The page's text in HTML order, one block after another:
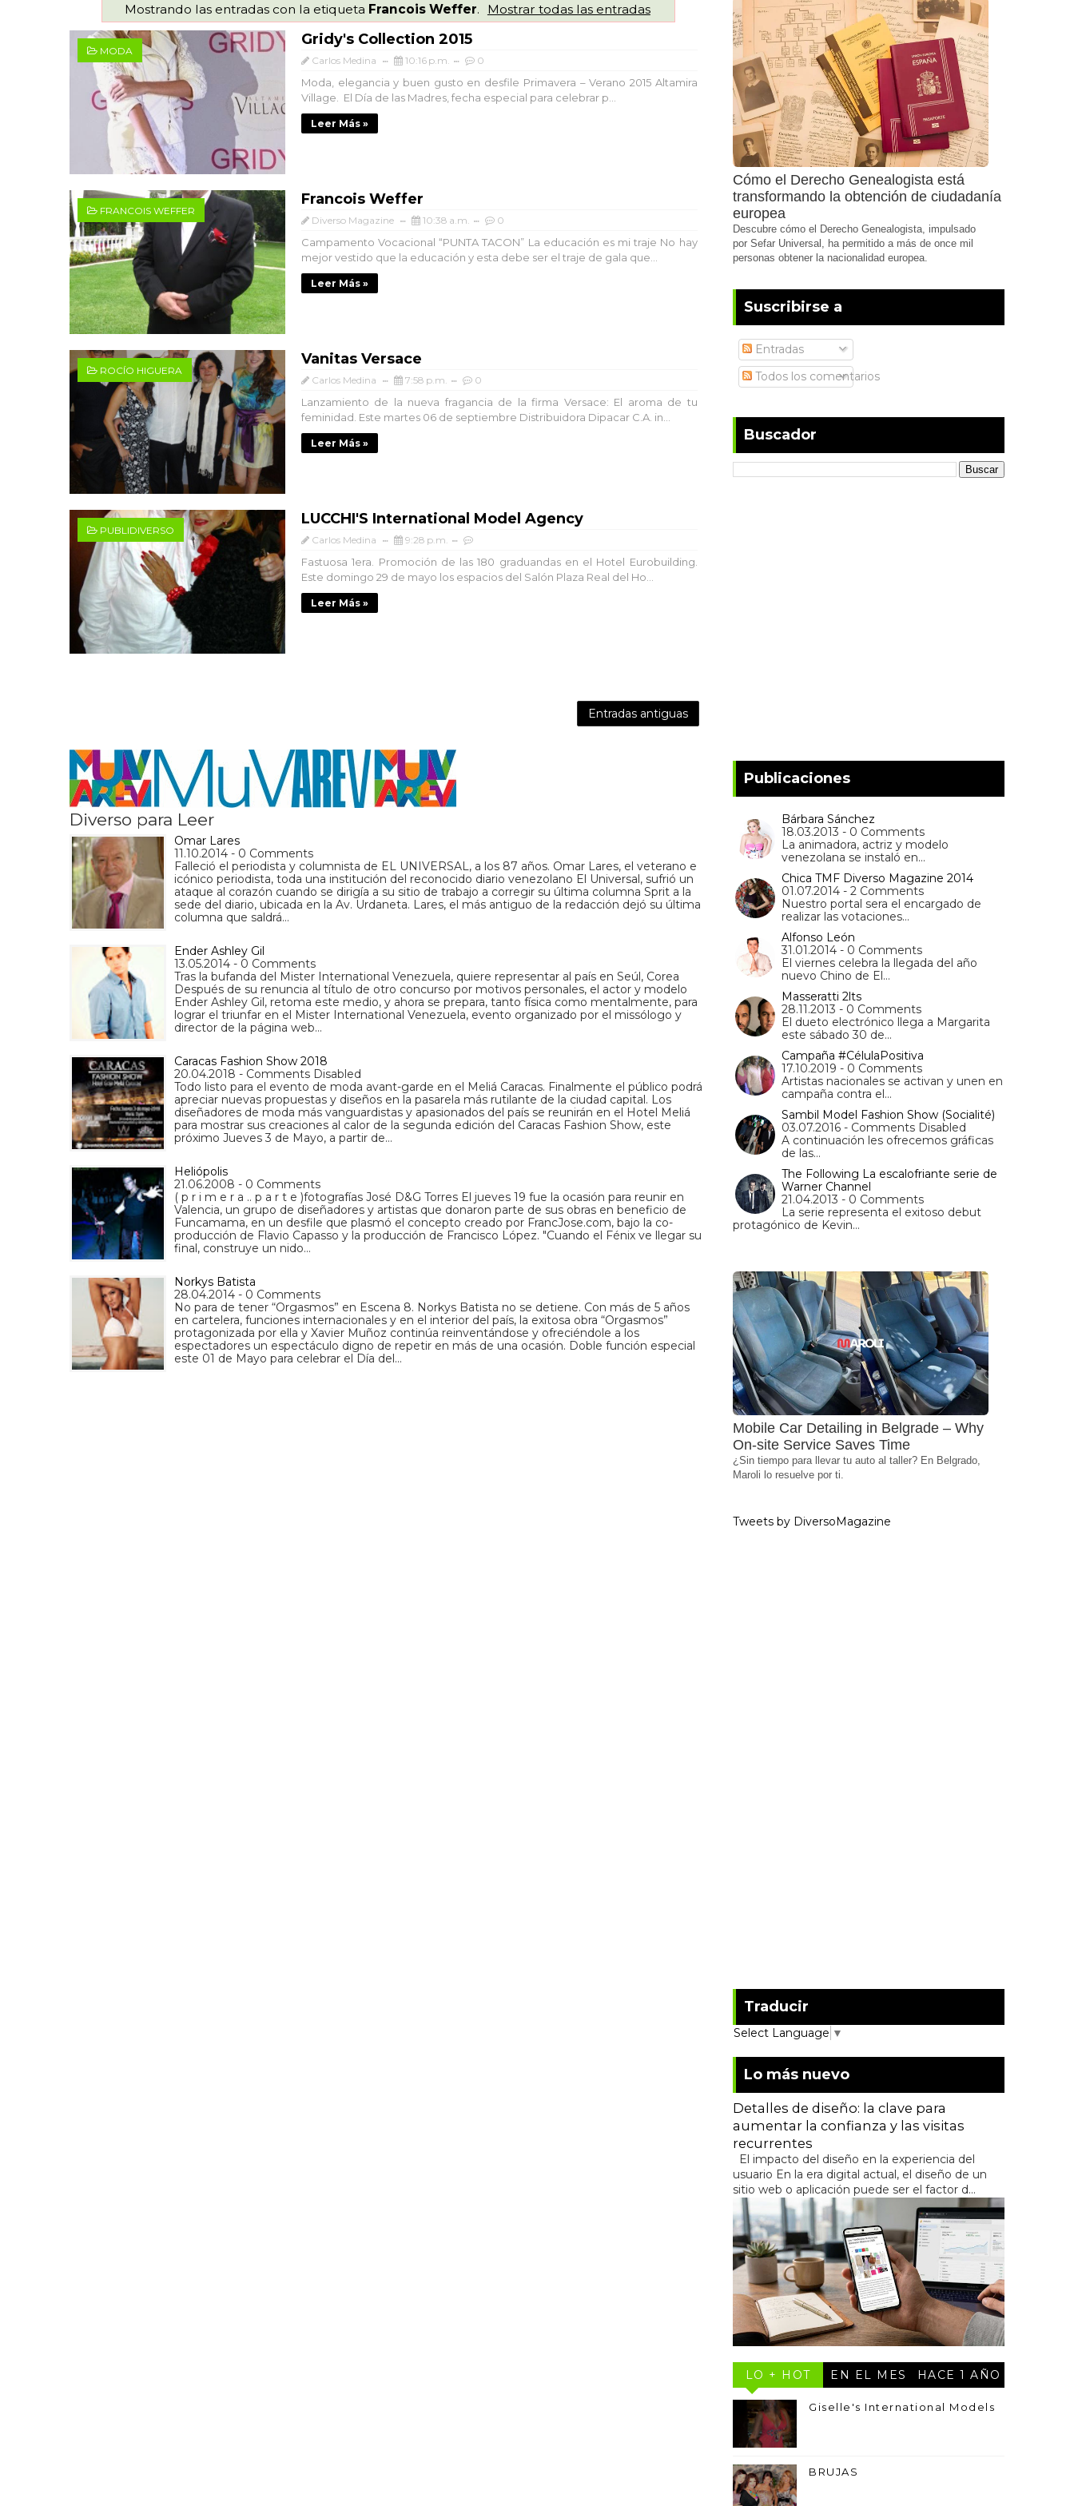
Mostrando las entradas con la etiqueta Francois Weffer. Mostrar todas las entradas
MODA
Gridy's Collection 2015
Carlos Medina 10:16 p.m. 0
Moda, elegancia y buen gusto en desfile Primavera – Verano 2015 Altamira
Village. El Día de las Madres, fecha especial para celebrar p...
Leer Más »
FRANCOIS WEFFER
Francois Weffer
Diverso Magazine 10:38 a.m. 0
Campamento Vocacional “PUNTA TACON” La educación es mi traje No hay
mejor vestido que la educación y esta debe ser el traje de gala que...
Leer Más »
ROCÍO HIGUERA
Vanitas Versace
Carlos Medina 7:58 p.m. 0
Lanzamiento de la nueva fragancia de la firma Versace: El aroma de tu
feminidad. Este martes 06 de septiembre Distribuidora Dipacar C.A. in...
Leer Más »
PUBLIDIVERSO
LUCCHI'S International Model Agency
Carlos Medina 9:28 p.m.
Fastuosa 1era. Promoción de las 180 graduandas en el Hotel Eurobuilding.
Este domingo 29 de mayo los espacios del Salón Plaza Real del Ho...
Leer Más »
Entradas antiguas
Diverso para Leer
Omar Lares
11.10.2014 - 0 Comments
Falleció el periodista y columnista de EL UNIVERSAL, a los 87 años. Omar Lares, el veterano e
icónico periodista, toda una institución del reconocido diario venezolano El Universal, sufrió un
ataque al corazón cuando se dirigía a su sitio de trabajo a corregir su última columna Sprit a la
sede del diario, ubicada en la Av. Urdaneta. Lares, el más antiguo de la redacción dejó su última
columna que saldrá…
Ender Ashley Gil
13.05.2014 - 0 Comments
Tras la bufanda del Mister International Venezuela, quiere representar al país en Seúl, Corea
Después de su renuncia al título de otro concurso por motivos personales, el actor y modelo
Ender Ashley Gil, retoma este medio, y ahora se prepara, tanto física como mentalmente, para
lograr el triunfar en el Mister International Venezuela, evento organizado por el missólogo y
director de la página web…
Caracas Fashion Show 2018
20.04.2018 - Comments Disabled
Todo listo para el evento de moda avant-garde en el Meliá Caracas. Finalmente el público podrá
apreciar nuevas propuestas y diseños en la pasarela más rutilante de la ciudad capital. Los
diseñadores de moda más vanguardistas y apasionados del país se reunirán en el Hotel Meliá
para mostrar sus creaciones al calor de la segunda edición del Caracas Fashion Show, este
próximo Jueves 3 de Mayo, a partir de…
Heliópolis
21.06.2008 - 0 Comments
( p r i m e r a .. p a r t e )fotografías José D&G Torres El jueves 19 fue la ocasión para reunir en
Valencia, un grupo de diseñadores y artistas que donaron parte de sus obras en beneficio de
Funcamama, en un desfile que plasmó el concepto creado por FrancJose.com, bajo la co-
producción de Flavio Capasso y la producción de Francisco López. "Cuando el Fénix ve llegar su
final, construye un nido…
Norkys Batista
28.04.2014 - 0 Comments
No para de tener “Orgasmos” en Escena 8. Norkys Batista no se detiene. Con más de 5 años
en cartelera, funciones internacionales y en el interior del país, la exitosa obra “Orgasmos”
protagonizada por ella y Xavier Muñoz continúa reinventándose y ofreciéndole a los
espectadores un espectáculo digno de repetir en más de una ocasión. Doble función especial
este 01 de Mayo para celebrar el Día del…
Cómo el Derecho Genealogista está
transformando la obtención de ciudadanía
europea
Descubre cómo el Derecho Genealogista, impulsado
por Sefar Universal, ha permitido a más de once mil
personas obtener la nacionalidad europea.
Suscribirse a
Entradas
Todos los comentarios
Buscador
Publicaciones
Bárbara Sánchez
18.03.2013 - 0 Comments
La animadora, actriz y modelo
venezolana se instaló en…
Chica TMF Diverso Magazine 2014
01.07.2014 - 2 Comments
Nuestro portal sera el encargado de
realizar las votaciones…
Alfonso León
31.01.2014 - 0 Comments
El viernes celebra la llegada del año
nuevo Chino de El…
Masseratti 2lts
28.11.2013 - 0 Comments
El dueto electrónico llega a Margarita
este sábado 30 de…
Campaña #CélulaPositiva
17.10.2019 - 0 Comments
Artistas nacionales se activan y unen en
campaña contra el…
Sambil Model Fashion Show (Socialité)
03.07.2016 - Comments Disabled
A continuación les ofrecemos gráficas
de las…
The Following La escalofriante serie de
Warner Channel
21.04.2013 - 0 Comments
La serie representa el exitoso debut
protagónico de Kevin…
Mobile Car Detailing in Belgrade – Why
On-site Service Saves Time
¿Sin tiempo para llevar tu auto al taller? En Belgrado,
Maroli lo resuelve por ti.
Tweets by DiversoMagazine
Traducir
Select Language ▼
Lo más nuevo
Detalles de diseño: la clave para
aumentar la confianza y las visitas
recurrentes
El impacto del diseño en la experiencia del
usuario En la era digital actual, el diseño de un
sitio web o aplicación puede ser el factor d...
LO + HOT EN EL MES HACE 1 AÑO
Giselle's International Models
BRUJAS